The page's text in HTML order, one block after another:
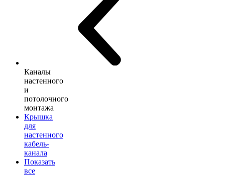
Каналы
настенного
и
потолочного
монтажа
Крышка
для
настенного
кабель-
канала
Показать
все